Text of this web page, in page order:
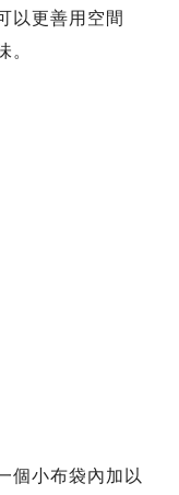
以更善用空間
。
個小布袋內加以